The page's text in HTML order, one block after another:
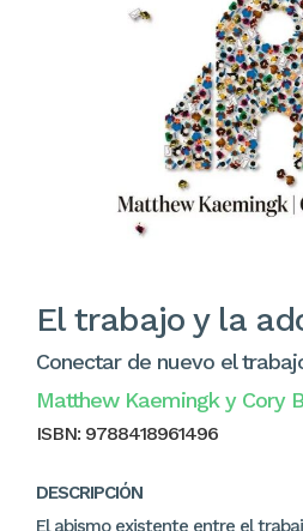
El trabajo y la
Conectar de nuevo el
Matthew Kaemingk y Cory
ISBN: 9788418961496
DESCRIPCIÓN
El abismo existente entre el